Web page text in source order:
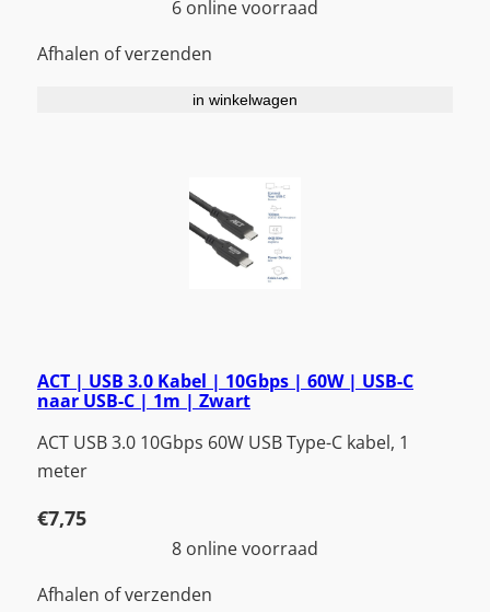
6 online voorraad
Afhalen of verzenden
in winkelwagen
ACT | USB 3.0 Kabel | 10Gbps | 60W | USB-C
naar USB-C | 1m | Zwart
ACT USB 3.0 10Gbps 60W USB Type-C kabel, 1
meter
€7,75
8 online voorraad
Afhalen of verzenden